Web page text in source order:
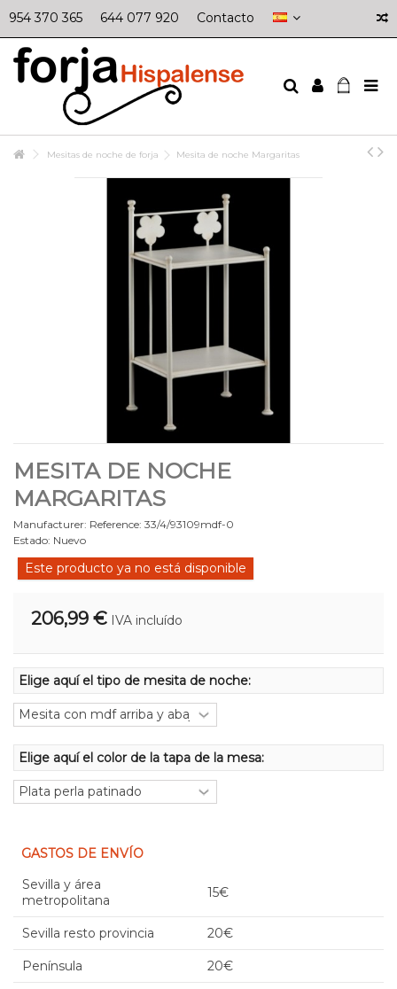
954 370 365 644 077 920 Contacto
Mesitas de noche de forja Mesita de noche Margaritas
MESITA DE NOCHE
MARGARITAS
Manufacturer: Reference: 33/4/93109mdf-0
Estado: Nuevo
Este producto ya no está disponible
206,99 € IVA incluído
Elige aquí el tipo de mesita de noche:
Elige aquí el color de la tapa de la mesa:
GASTOS DE ENVÍO
Sevilla y área
metropolitana
15€
Sevilla resto provincia 20€
Península 20€